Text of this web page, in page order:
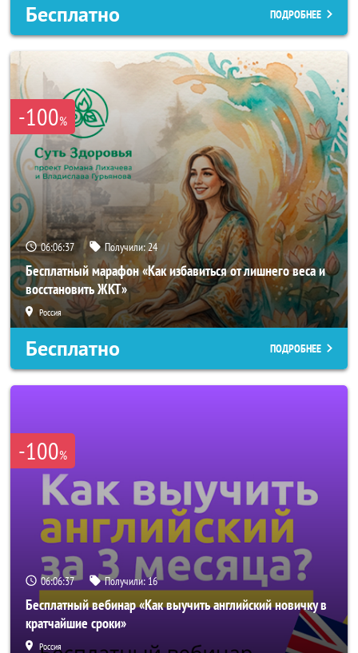
Бесплатно ПОДРОБНЕЕ
-100%
06:06:34 Получили:24
Бесплатный марафон «Как избавиться от лишнего веса и
восстановить ЖКТ»
Россия
Бесплатно ПОДРОБНЕЕ
-100%
06:06:34 Получили:16
Бесплатный вебинар «Как выучить английский новичку в
кратчайшие сроки»
Россия